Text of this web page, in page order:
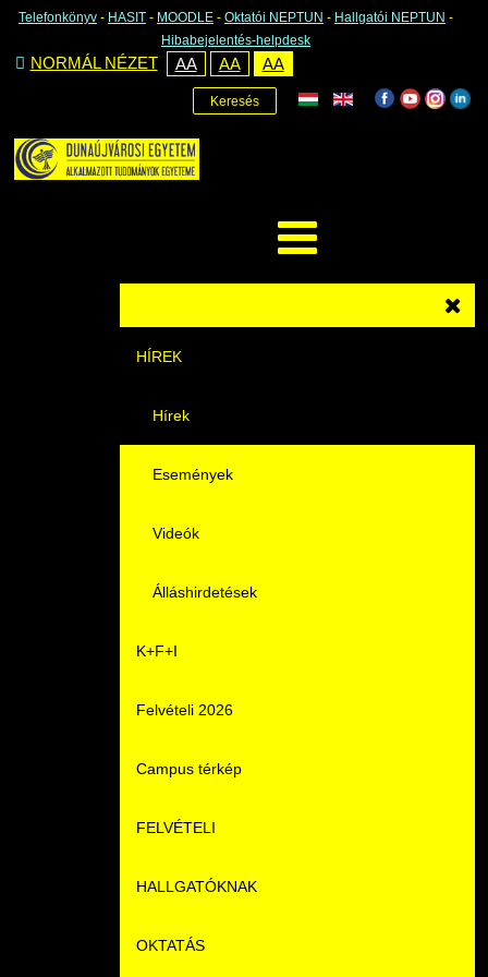
Telefonkönyv - HASIT - MOODLE - Oktatói NEPTUN - Hallgatói NEPTUN -
Hibabejelentés-helpdesk
NORMÁL NÉZET AA AA AA
Keresés
HÍREK
Hírek
Események
Videók
Álláshirdetések
K+F+I
Felvételi 2026
Campus térkép
FELVÉTELI
Pontozási rendszer szabályai
Felvetteknek
HALLGATÓKNAK
Képzéseink
OKTATÁS